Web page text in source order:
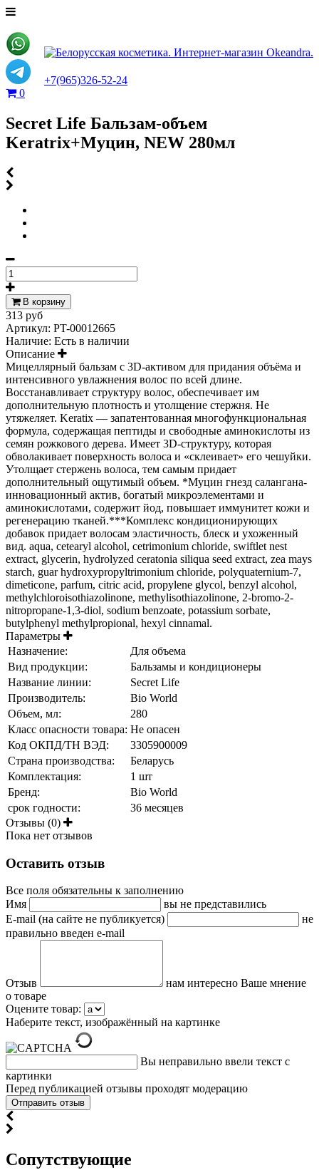
+7(965)326-52-24
0
Secret Life Бальзам-объем
Keratrix+Муцин, NEW 280мл
В корзину
313 руб
Артикул: PT-00012665
Наличие: Есть в наличии
Описание
Мицеллярный бальзам с 3D-активом для придания объёма и
интенсивного увлажнения волос по всей длине.
Восстанавливает структуру волос, обеспечивает им
дополнительную плотность и утолщение стержня. Не
утяжеляет. Keratix — запатентованная многофункциональная
формула, содержащая пептиды и свободные аминокислоты из
семян рожкового дерева. Имеет 3D-структуру, которая
обволакивает поверхность волоса и «склеивает» его чешуйки.
Утолщает стержень волоса, тем самым придает
дополнительный ощутимый объем. *Муцин гнезд салангана-
инновационный актив, богатый микроэлементами и
аминокислотами, содержит йод, повышает иммунитет кожи и
регенерацию тканей.***Комплекс кондиционирующих
добавок придает волосам эластичность, блеск и ухоженный
вид. aqua, cetearyl alcohol, cetrimonium chloride, swiftlet nest
extract, glycerin, hydrolyzed ceratonia siliqua seed extract, zea mays
starch, guar hydroxypropyltrimonium chloride, polyquaternium-7,
dimeticone, parfum, citric acid, propylene glycol, benzyl alcohol,
methylchloroisothiazolinone, methylisothiazolinone, 2-bromo-2-
nitropropane-1,3-diol, sodium benzoate, potassium sorbate,
butylphenyl methylpropional, hexyl cinnamal.
Параметры
Назначение:
Для объема
Вид продукции:
Бальзамы и кондиционеры
Название линии:
Secret Life
Производитель:
Bio World
Объем, мл:
280
Класс опасности товара: Не опасен
Код ОКПД/ТН ВЭД:
3305900009
Страна производства:
Беларусь
Комплектация:
1 шт
Бренд:
Bio World
срок годности:
36 месяцев
Отзывы (0)
Пока нет отзывов
Оставить отзыв
Все поля обязательны к заполнению
Имя
вы не представились
E-mail (на сайте не публикуется)
не
правильно введен e-mail
Отзыв
нам интересно Ваше мнение
о товаре
Оцените товар:
Наберите текст, изображённый на картинке
Вы неправильно ввели текст с
картинки
Перед публикацией отзывы проходят модерацию
Cопутствующие